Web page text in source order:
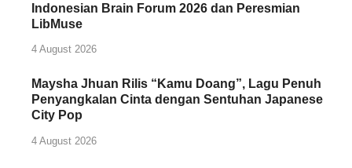
Indonesian Brain Forum 2026 dan Peresmian
LibMuse
4 August 2026
Maysha Jhuan Rilis “Kamu Doang”, Lagu Penuh
Penyangkalan Cinta dengan Sentuhan Japanese
City Pop
4 August 2026